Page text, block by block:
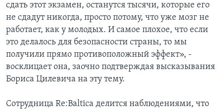
сдать этот экзамен, останутся тысячи, которые его
не сдадут никогда, просто потому, что уже мозг не
работает, как у молодых. И самое плохое, что если
это делалось для безопасности страны, то мы
получили прямо противоположный эффект», -
восклицает она, заочно подтверждая высказывания
Бориса Цилевича на эту тему.
Сотрудница Re:Baltica делится наблюдениями, что